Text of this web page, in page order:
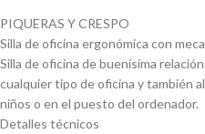
PIQUERAS Y CRESPO
Silla de oficina ergonómica con
Silla de oficina de buenísima
cualquier tipo de oficina y también
niños o en el puesto del ordenador.
Detalles técnicos